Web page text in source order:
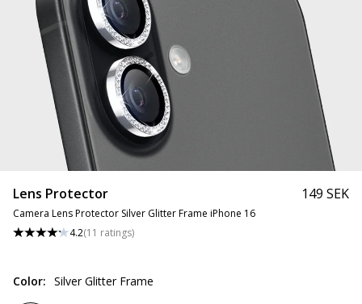
Lens Protector
Camera Lens Protector Silver Glitter Frame iPhone 16
4.2(11 ratings)
149 SEK
Color: Silver Glitter Frame